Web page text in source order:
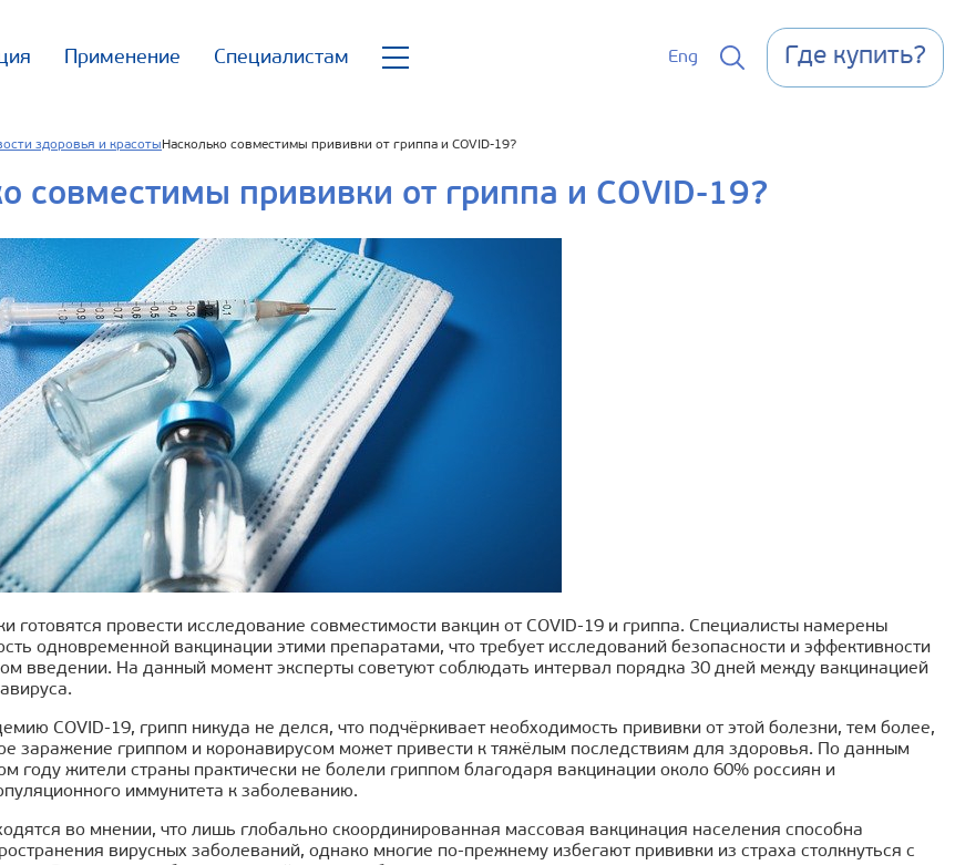
Применение Специалистам Eng Где купить?
здоровья и красоты Насколько совместимы прививки от гриппа и COVID-19?
совместимы прививки от гриппа и COVID-19?
готовятся провести исследование совместимости вакцин от COVID-19 и гриппа. Специалисты намерены
одновременной вакцинации этими препаратами, что требует исследований безопасности и эффективности
введении. На данный момент эксперты советуют соблюдать интервал порядка 30 дней между вакцинацией
COVID-19, грипп никуда не делся, что подчёркивает необходимость прививки от этой болезни, тем более,
заражение гриппом и коронавирусом может привести к тяжёлым последствиям для здоровья. По данным
году жители страны практически не болели гриппом благодаря вакцинации около 60% россиян и
иммунитета к заболеванию.
во мнении, что лишь глобально скоординированная массовая вакцинация населения способна
вирусных заболеваний, однако многие по-прежнему избегают прививки из страха столкнуться с